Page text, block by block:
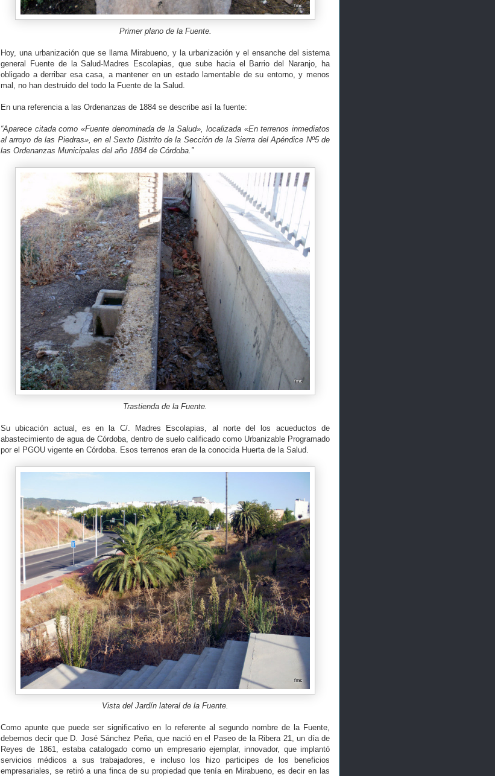
Primer plano de la Fuente.
Hoy, una urbanización que se llama Mirabueno, y la urbanización y el ensanche del sistema
general Fuente de la Salud-Madres Escolapias, que sube hacia el Barrio del Naranjo, ha
obligado a derribar esa casa, a mantener en un estado lamentable de su entorno, y menos
mal, no han destruido del todo la Fuente de la Salud.
En una referencia a las Ordenanzas de 1884 se describe así la fuente:
“Aparece citada como «Fuente denominada de la Salud», localizada «En terrenos inmediatos
al arroyo de las Piedras», en el Sexto Distrito de la Sección de la Sierra del Apéndice Nº5 de
las Ordenanzas Municipales del año 1884 de Córdoba.”
Trastienda de la Fuente.
Su ubicación actual, es en la C/. Madres Escolapias, al norte del los acueductos de
abastecimiento de agua de Córdoba, dentro de suelo calificado como Urbanizable Programado
por el PGOU vigente en Córdoba. Esos terrenos eran de la conocida Huerta de la Salud.
Vista del Jardín lateral de la Fuente.
Como apunte que puede ser significativo en lo referente al segundo nombre de la Fuente,
debemos decir que D. José Sánchez Peña, que nació en el Paseo de la Ribera 21, un día de
Reyes de 1861, estaba catalogado como un empresario ejemplar, innovador, que implantó
servicios médicos a sus trabajadores, e incluso los hizo participes de los beneficios
empresariales, se retiró a una finca de su propiedad que tenía en Mirabueno, es decir en las